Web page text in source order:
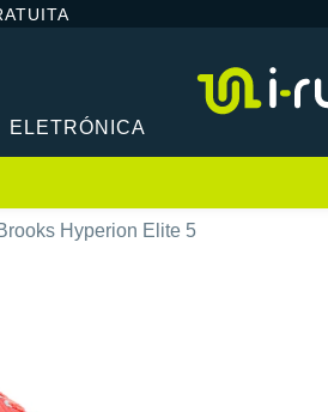
ELETRÓNICA
Hyperion Elite 5